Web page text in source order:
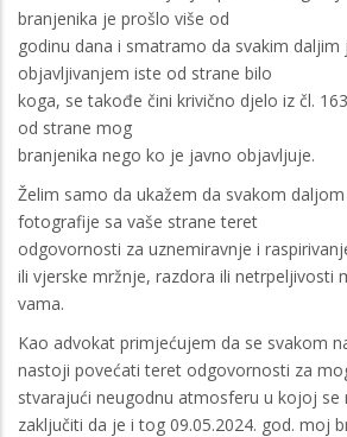
branjenika je prošlo više od
godinu dana i smatramo da svakim daljim
objavljivanjem iste od strane bilo
koga, se takođe čini krivično djelo iz čl.
od strane mog
branjenika nego ko je javno objavljuje.
Želim samo da ukažem da svakom
fotografije sa vaše strane teret
odgovornosti za uznemiravnje i
ili vjerske mržnje, razdora ili netrpeljivosti
vama.
Kao advokat primjećujem da se svakom
nastoji povećati teret odgovornosti za
stvarajući neugodnu atmosferu u kojoj se
zaključiti da je i tog 09.05.2024. god. moj